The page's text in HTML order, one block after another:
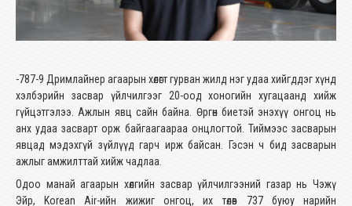
-787-9 Дримлайнер агаарын хөлөгт гурван жилд нэг удаа хийгддэг хүнд
хэлбэрийн засвар үйлчилгээг 20-оод хоногийн хугацаанд хийж
гүйцэтгэлээ. Ажлын явц сайн байна. Өргөн биетэй энэхүү онгоц нь
анх удаа засварт орж байгаагаараа онцлогтой. Тиймээс засварын
явцад мэдэхгүй зүйлүүд гарч ирж байсан. Гэсэн ч бид засварын
ажлыг амжилттай хийж чадлаа.
Одоо манай агаарын хөлгийн засвар үйлчилгээний газар нь Чэжү
Эйр, Korean Air-ийн жижиг онгоц, их төлөв 737 буюу нарийн